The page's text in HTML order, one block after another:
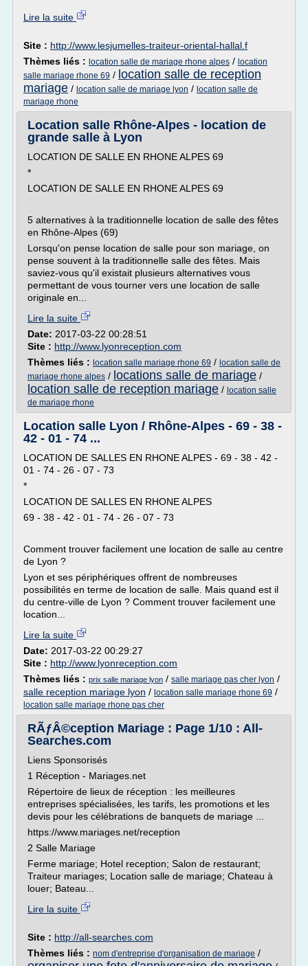
Lire la suite
Site : http://www.lesjumelles-traiteur-oriental-hallal.f
Thèmes liés : location salle de mariage rhone alpes / location
salle mariage rhone 69 / location salle de reception
mariage / location salle de mariage lyon / location salle de
mariage rhone
Location salle Rhône-Alpes - location de
grande salle à Lyon
LOCATION DE SALLE EN RHONE ALPES 69
*
LOCATION DE SALLE EN RHONE ALPES 69
5 alternatives à la traditionnelle location de salle des fêtes
en Rhône-Alpes (69)
Lorsqu'on pense location de salle pour son mariage, on
pense souvent à la traditionnelle salle des fêtes. Mais
saviez-vous qu'il existait plusieurs alternatives vous
permettant de vous tourner vers une location de salle
originale en...
Lire la suite
Date: 2017-03-22 00:28:51
Site : http://www.lyonreception.com
Thèmes liés : location salle mariage rhone 69 / location salle de
mariage rhone alpes / locations salle de mariage /
location salle de reception mariage / location salle
de mariage rhone
Location salle Lyon / Rhône-Alpes - 69 - 38 -
42 - 01 - 74 ...
LOCATION DE SALLES EN RHONE ALPES - 69 - 38 - 42 -
01 - 74 - 26 - 07 - 73
*
LOCATION DE SALLES EN RHONE ALPES
69 - 38 - 42 - 01 - 74 - 26 - 07 - 73
Comment trouver facilement une location de salle au centre
de Lyon ?
Lyon et ses périphériques offrent de nombreuses
possibilités en terme de location de salle. Mais quand est il
du centre-ville de Lyon ? Comment trouver facilement une
location...
Lire la suite
Date: 2017-03-22 00:29:27
Site : http://www.lyonreception.com
Thèmes liés : prix salle mariage lyon / salle mariage pas cher lyon /
salle reception mariage lyon / location salle mariage rhone 69 /
location salle mariage rhone pas cher
RÃƒÂ©ception Mariage : Page 1/10 : All-
Searches.com
Liens Sponsorisés
1 Réception - Mariages.net
Répertoire de lieux de réception : les meilleures
entreprises spécialisées, les tarifs, les promotions et les
devis pour les célébrations de banquets de mariage ...
https://www.mariages.net/reception
2 Salle Mariage
Ferme mariage; Hotel reception; Salon de restaurant;
Traiteur mariages; Location salle de mariage; Chateau à
louer; Bateau...
Lire la suite
Site : http://all-searches.com
Thèmes liés : nom d'entreprise d'organisation de mariage /